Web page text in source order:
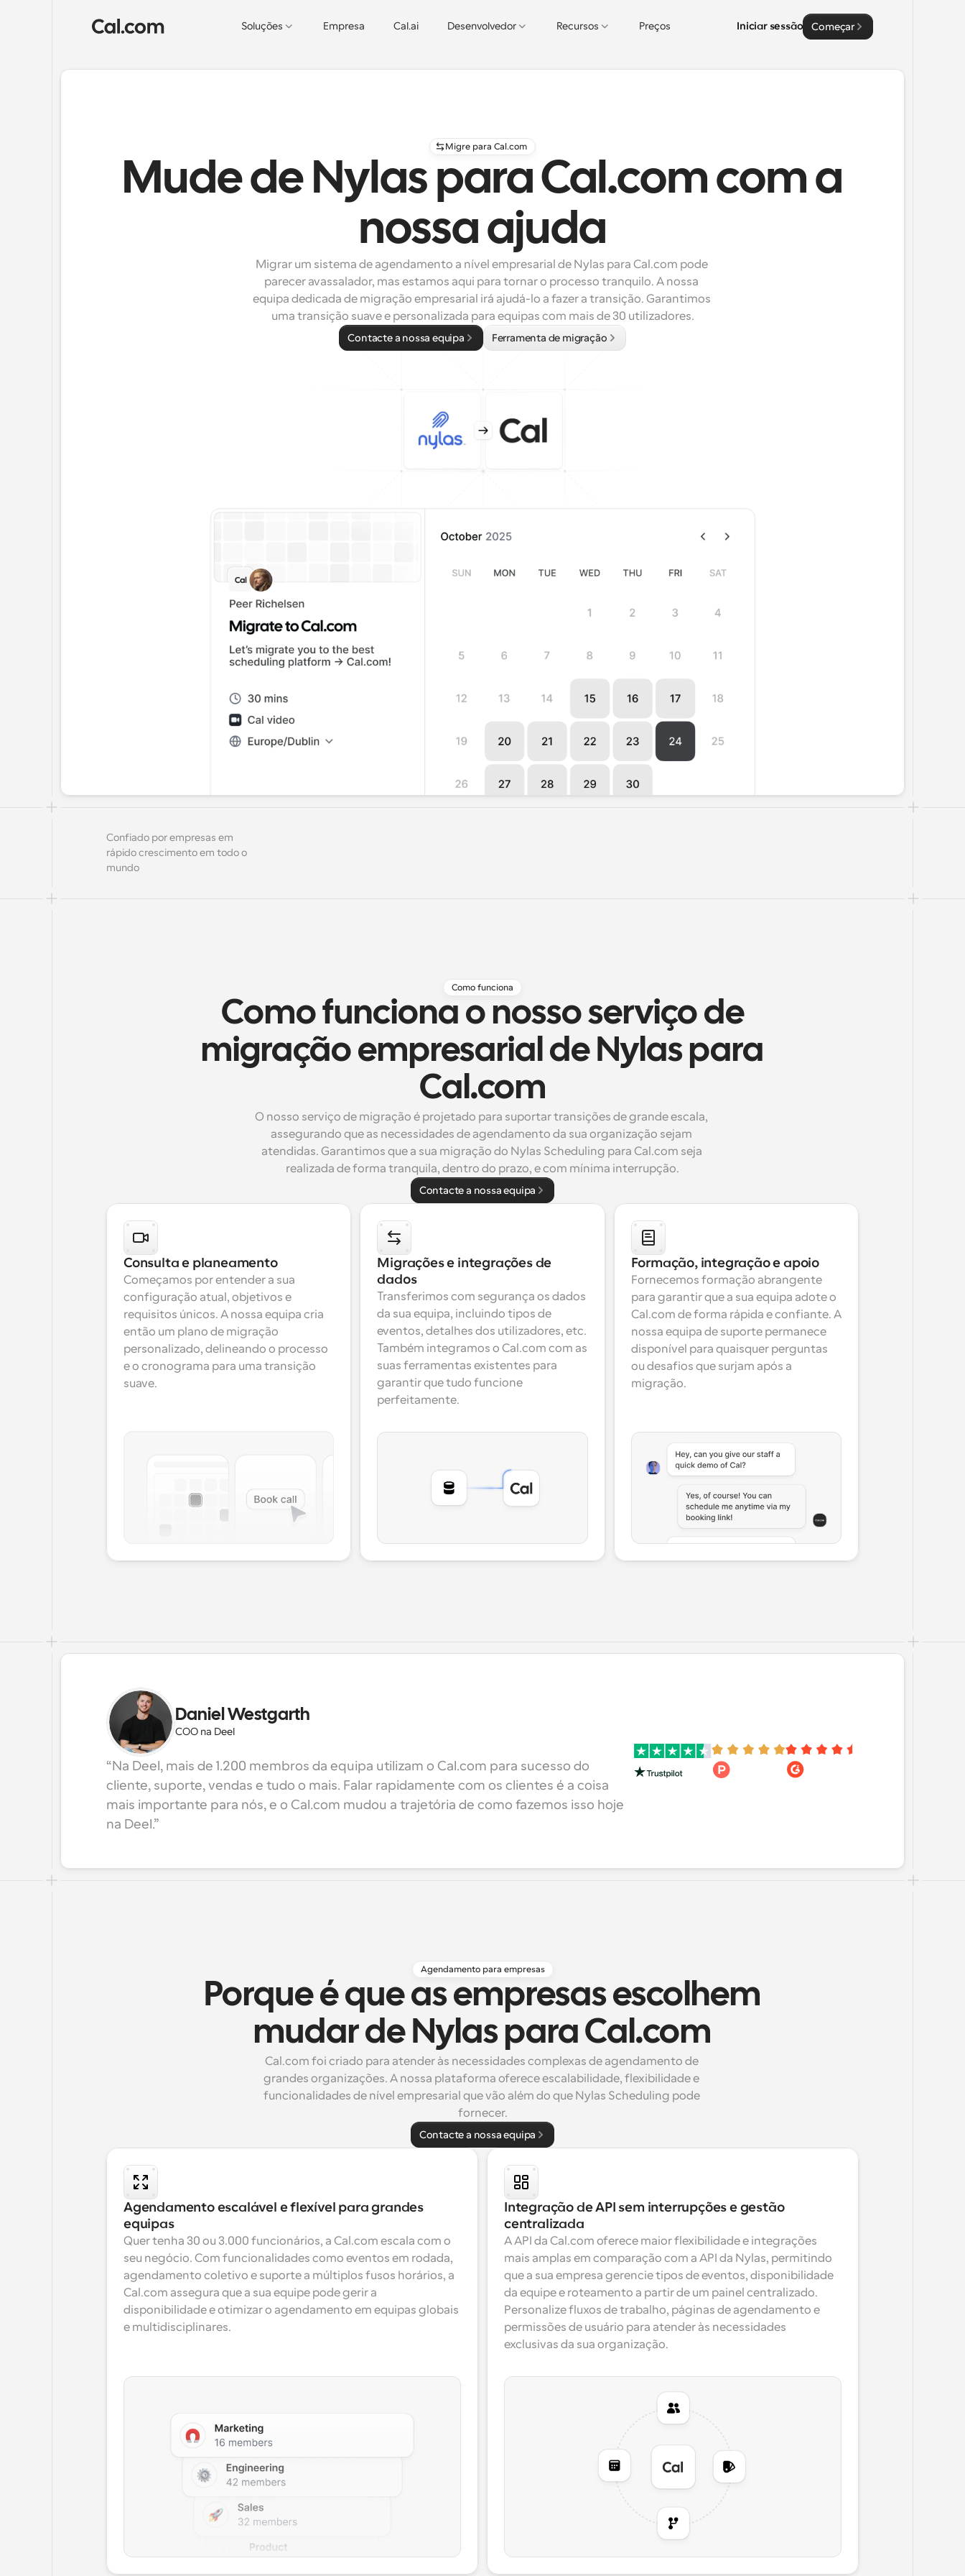
Soluções Empresa Cal.ai Desenvolvedor Recursos Preços Iniciar sessão Começar
Migre para Cal.com
Mude de Nylas para Cal.com com a
nossa ajuda
Migrar um sistema de agendamento a nível empresarial de Nylas para Cal.com pode
parecer avassalador, mas estamos aqui para tornar o processo tranquilo. A nossa
equipa dedicada de migração empresarial irá ajudá-lo a fazer a transição. Garantimos
uma transição suave e personalizada para equipas com mais de 30 utilizadores.
Contacte a nossa equipa Ferramenta de migração
Confiado por empresas em
rápido crescimento em todo o
mundo
Como funciona
Como funciona o nosso serviço de
migração empresarial de Nylas para
Cal.com
O nosso serviço de migração é projetado para suportar transições de grande escala,
assegurando que as necessidades de agendamento da sua organização sejam
atendidas. Garantimos que a sua migração do Nylas Scheduling para Cal.com seja
realizada de forma tranquila, dentro do prazo, e com mínima interrupção.
Contacte a nossa equipa
Consulta e planeamento
Começamos por entender a sua
configuração atual, objetivos e
requisitos únicos. A nossa equipa cria
então um plano de migração
personalizado, delineando o processo
e o cronograma para uma transição
suave.
Migrações e integrações de
dados
Transferimos com segurança os dados
da sua equipa, incluindo tipos de
eventos, detalhes dos utilizadores, etc.
Também integramos o Cal.com com as
suas ferramentas existentes para
garantir que tudo funcione
perfeitamente.
Formação, integração e apoio
Fornecemos formação abrangente
para garantir que a sua equipa adote o
Cal.com de forma rápida e confiante. A
nossa equipa de suporte permanece
disponível para quaisquer perguntas
ou desafios que surjam após a
migração.
Daniel Westgarth
COO na Deel
“Na Deel, mais de 1.200 membros da equipa utilizam o Cal.com para sucesso do
cliente, suporte, vendas e tudo o mais. Falar rapidamente com os clientes é a coisa
mais importante para nós, e o Cal.com mudou a trajetória de como fazemos isso hoje
na Deel.”
Agendamento para empresas
Porque é que as empresas escolhem
mudar de Nylas para Cal.com
Cal.com foi criado para atender às necessidades complexas de agendamento de
grandes organizações. A nossa plataforma oferece escalabilidade, flexibilidade e
funcionalidades de nível empresarial que vão além do que Nylas Scheduling pode
fornecer.
Contacte a nossa equipa
Agendamento escalável e flexível para grandes
equipas
Quer tenha 30 ou 3.000 funcionários, a Cal.com escala com o
seu negócio. Com funcionalidades como eventos em rodada,
agendamento coletivo e suporte a múltiplos fusos horários, a
Cal.com assegura que a sua equipe pode gerir a
disponibilidade e otimizar o agendamento em equipas globais
e multidisciplinares.
Integração de API sem interrupções e gestão
centralizada
A API da Cal.com oferece maior flexibilidade e integrações
mais amplas em comparação com a API da Nylas, permitindo
que a sua empresa gerencie tipos de eventos, disponibilidade
da equipe e roteamento a partir de um painel centralizado.
Personalize fluxos de trabalho, páginas de agendamento e
permissões de usuário para atender às necessidades
exclusivas da sua organização.